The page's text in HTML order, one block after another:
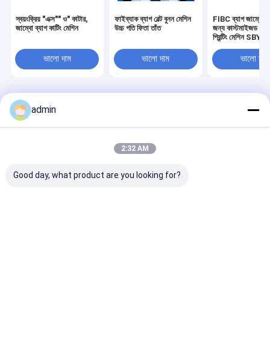
স্বয়ংক্রিয় "এক্স"" ও" কাটার,
জাম্বো ব্যাগ কাটিং মেশিন
ভালো দাম
ফাইব্যাক ব্যাগ বেল্ট বুনন মেশিন
উচ্চ গতি ফিতা তাঁত
ভালো দাম
FIBC ব্যাগ জাম্বো
জন্য কাস্টমাইজড ২/
প্রিন্টিং মেশিন SBY-
ভালো দাম
বাড়ি
সাইট ম্যাপ
Privacy Policy
চীন কারখানা.Copyright © 2026 CHANGZHOU UNITED
WIN PACK CO.,LTD. All Rights Reserved.
admin
2:32 AM
Good day, what product are you looking for?